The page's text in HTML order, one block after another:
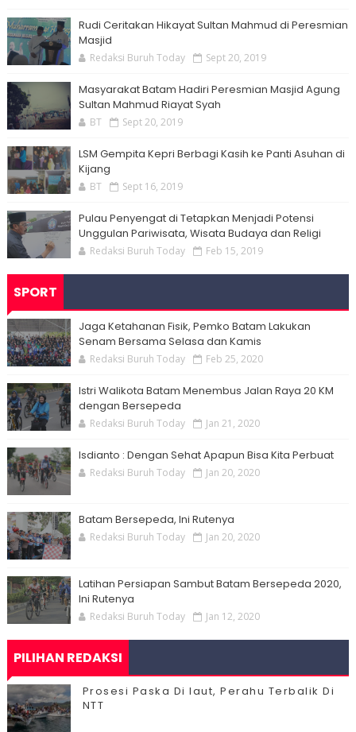
Rudi Ceritakan Hikayat Sultan Mahmud di Peresmian
Masjid
Redaksi Buruh Today Sept 20, 2019
Masyarakat Batam Hadiri Peresmian Masjid Agung
Sultan Mahmud Riayat Syah
BT Sept 20, 2019
LSM Gempita Kepri Berbagi Kasih ke Panti Asuhan di
Kijang
BT Sept 16, 2019
Pulau Penyengat di Tetapkan Menjadi Potensi
Unggulan Pariwisata, Wisata Budaya dan Religi
Redaksi Buruh Today Feb 15, 2019
SPORT
Jaga Ketahanan Fisik, Pemko Batam Lakukan
Senam Bersama Selasa dan Kamis
Redaksi Buruh Today Feb 25, 2020
Istri Walikota Batam Menembus Jalan Raya 20 KM
dengan Bersepeda
Redaksi Buruh Today Jan 21, 2020
Isdianto : Dengan Sehat Apapun Bisa Kita Perbuat
Redaksi Buruh Today Jan 20, 2020
Batam Bersepeda, Ini Rutenya
Redaksi Buruh Today Jan 20, 2020
Latihan Persiapan Sambut Batam Bersepeda 2020,
Ini Rutenya
Redaksi Buruh Today Jan 12, 2020
PILIHAN REDAKSI
Prosesi Paska Di laut, Perahu Terbalik Di
NTT